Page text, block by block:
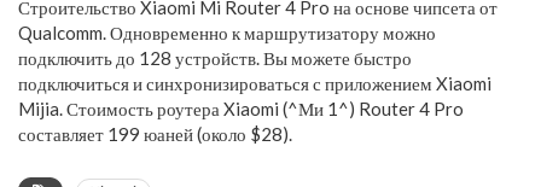
Строительство Xiaomi Mi Router 4 Pro на основе чипсета от
Qualcomm. Одновременно к маршрутизатору можно
подключить до 128 устройств. Вы можете быстро
подключиться и синхронизироваться с приложением Xiaomi
Mijia. Стоимость роутера Xiaomi (^Ми 1^) Router 4 Pro
составляет 199 юаней (около $28).